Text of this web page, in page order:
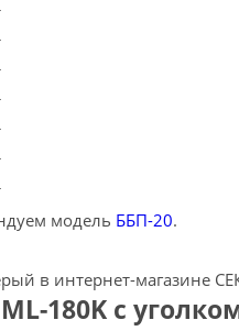
модель ББП-20.
в интернет-магазине
180K с